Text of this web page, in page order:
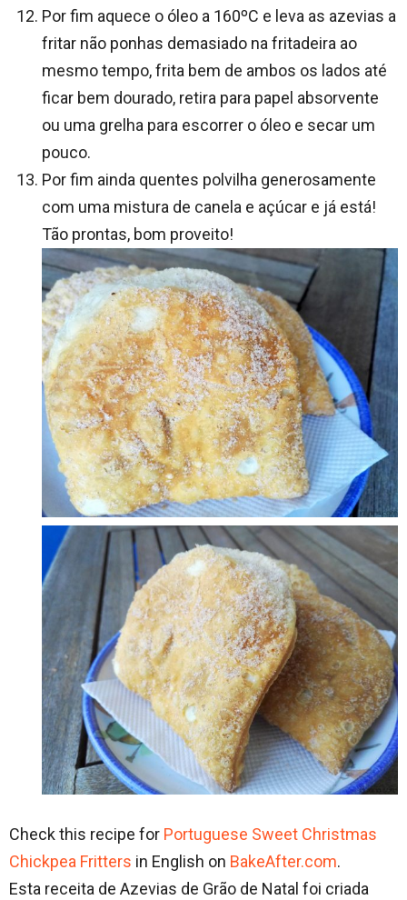
Por fim aquece o óleo a 160ºC e leva as azevias a
fritar não ponhas demasiado na fritadeira ao
mesmo tempo, frita bem de ambos os lados até
ficar bem dourado, retira para papel absorvente
ou uma grelha para escorrer o óleo e secar um
pouco.
Por fim ainda quentes polvilha generosamente
com uma mistura de canela e açúcar e já está!
Tão prontas, bom proveito!
Check this recipe for Portuguese Sweet Christmas
Chickpea Fritters in English on BakeAfter.com.
Esta receita de Azevias de Grão de Natal foi criada